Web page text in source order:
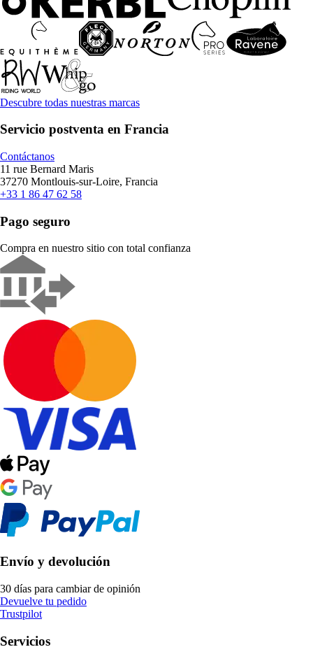
Descubre todas nuestras marcas
Servicio postventa en Francia
Contáctanos
11 rue Bernard Maris
37270 Montlouis-sur-Loire, Francia
+33 1 86 47 62 58
Pago seguro
Compra en nuestro sitio con total confianza
Envío y devolución
30 días para cambiar de opinión
Devuelve tu pedido
Trustpilot
Servicios